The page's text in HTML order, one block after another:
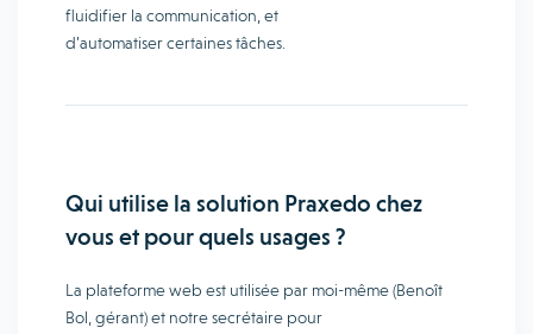
fluidifier la communication, et
d’automatiser certaines tâches.
Qui utilise la solution Praxedo chez
vous et pour quels usages ?
La plateforme web est utilisée par moi-même (Benoît
Bol, gérant) et notre secrétaire pour